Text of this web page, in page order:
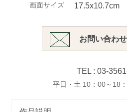
画面サイズ 17.5x10.7cm
お問い合わ
TEL : 03-
平日・土 10：00～18：